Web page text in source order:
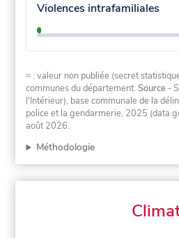
Violences intrafamiliales
≈ : valeur non publiée (secret
communes du département.Source -
l'Intérieur), base communale de la
police et la gendarmerie, 2025
août 2026.
Méthodologie